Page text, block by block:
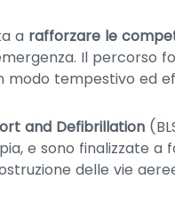
a rafforzare le
Il percorso
modo tempestivo ed
and Defibrillation
e sono finalizzate
delle vie